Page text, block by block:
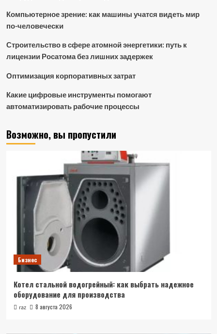
Компьютерное зрение: как машины учатся видеть мир
по-человечески
Строительство в сфере атомной энергетики: путь к
лицензии Росатома без лишних задержек
Оптимизация корпоративных затрат
Какие цифровые инструменты помогают
автоматизировать рабочие процессы
Возможно, вы пропустили
Бизнес
Котел стальной водогрейный: как выбрать надежное
оборудование для производства
raz 8 августа 2026